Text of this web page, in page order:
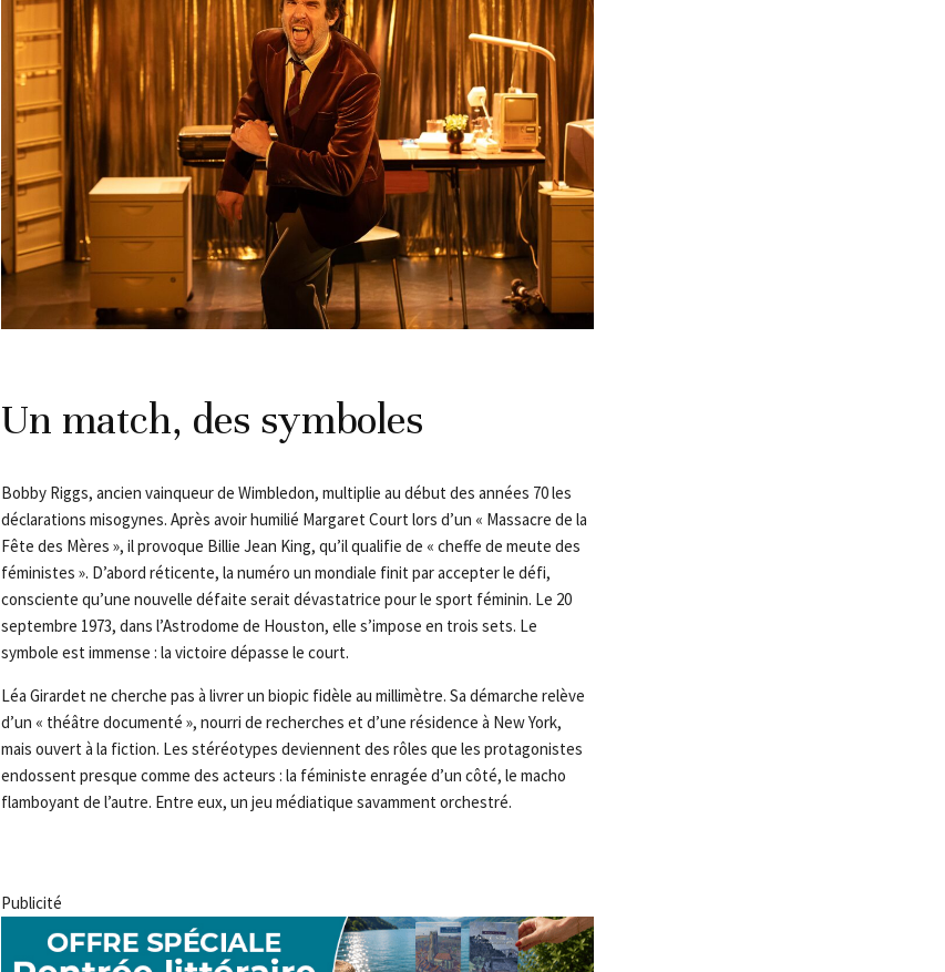
Un match, des symboles
Bobby Riggs, ancien vainqueur de Wimbledon, multiplie au début des années 70 les
déclarations misogynes. Après avoir humilié Margaret Court lors d’un « Massacre de la
Fête des Mères », il provoque Billie Jean King, qu’il qualifie de « cheffe de meute des
féministes ». D’abord réticente, la numéro un mondiale finit par accepter le défi,
consciente qu’une nouvelle défaite serait dévastatrice pour le sport féminin. Le 20
septembre 1973, dans l’Astrodome de Houston, elle s’impose en trois sets. Le
symbole est immense : la victoire dépasse le court.
Léa Girardet ne cherche pas à livrer un biopic fidèle au millimètre. Sa démarche relève
d’un « théâtre documenté », nourri de recherches et d’une résidence à New York,
mais ouvert à la fiction. Les stéréotypes deviennent des rôles que les protagonistes
endossent presque comme des acteurs : la féministe enragée d’un côté, le macho
flamboyant de l’autre. Entre eux, un jeu médiatique savamment orchestré.
Publicité